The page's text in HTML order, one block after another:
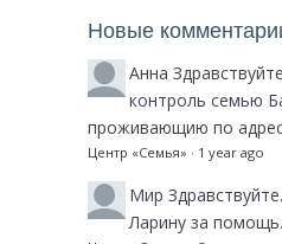
Новые
Анна
контроль семью
проживающию по
Центр «Семья» · 1 year ago
Мир
Ларину за помощь.